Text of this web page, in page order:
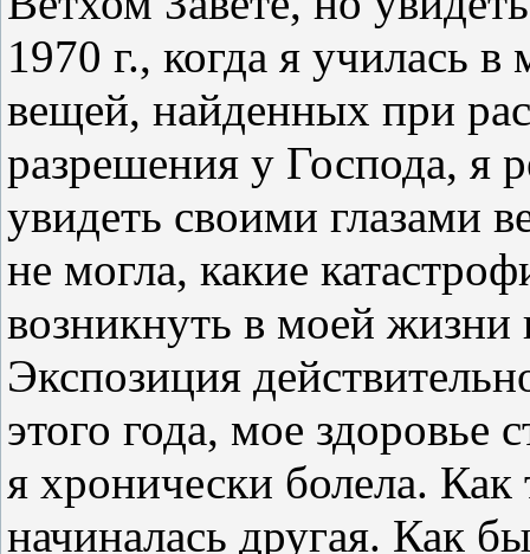
1970 г., когда я училась
вещей, найденных при
разрешения у Господа, я
увидеть своими глазами
не могла, какие
возникнуть в моей жизни
Экспозиция
этого года, мое здоровье
я хронически болела.
начиналась другая. Как